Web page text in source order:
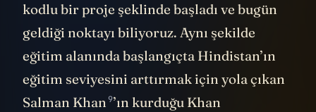
kodlu bir proje şeklinde başladı ve bugün
geldiği noktayı biliyoruz. Aynı şekilde
eğitim alanında başlangıçta Hindistan’ın
eğitim seviyesini arttırmak için yola çıkan
Salman Khan 9’ın kurduğu Khan